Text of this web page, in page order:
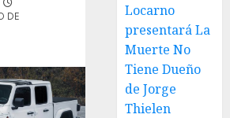
DE
Locarno
presentará La
Muerte No
Tiene Dueño
de Jorge
Thielen